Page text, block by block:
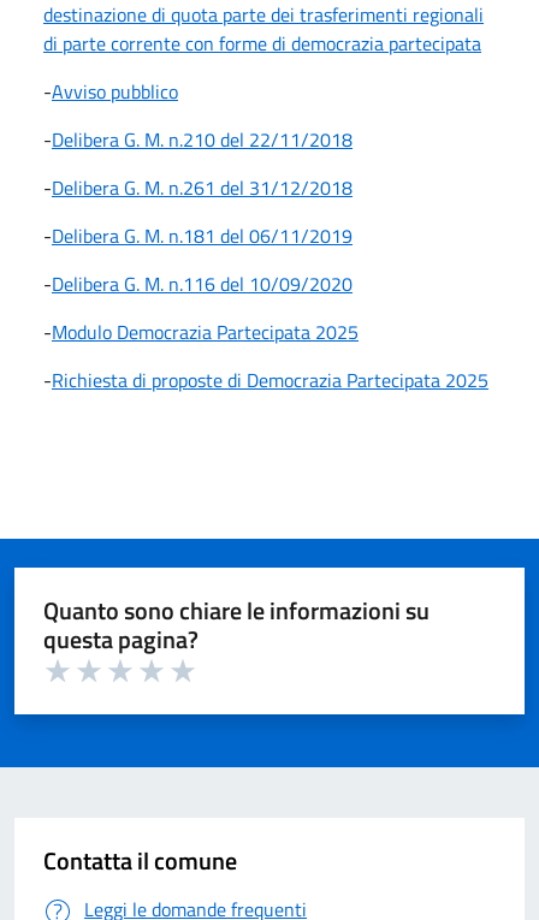
destinazione di quota parte dei trasferimenti regionali
di parte corrente con forme di democrazia partecipata
-Avviso pubblico
-Delibera G. M. n.210 del 22/11/2018
-Delibera G. M. n.261 del 31/12/2018
-Delibera G. M. n.181 del 06/11/2019
-Delibera G. M. n.116 del 10/09/2020
-Modulo Democrazia Partecipata 2025
-Richiesta di proposte di Democrazia Partecipata 2025
Quanto sono chiare le informazioni su
questa pagina?
Contatta il comune
Leggi le domande frequenti